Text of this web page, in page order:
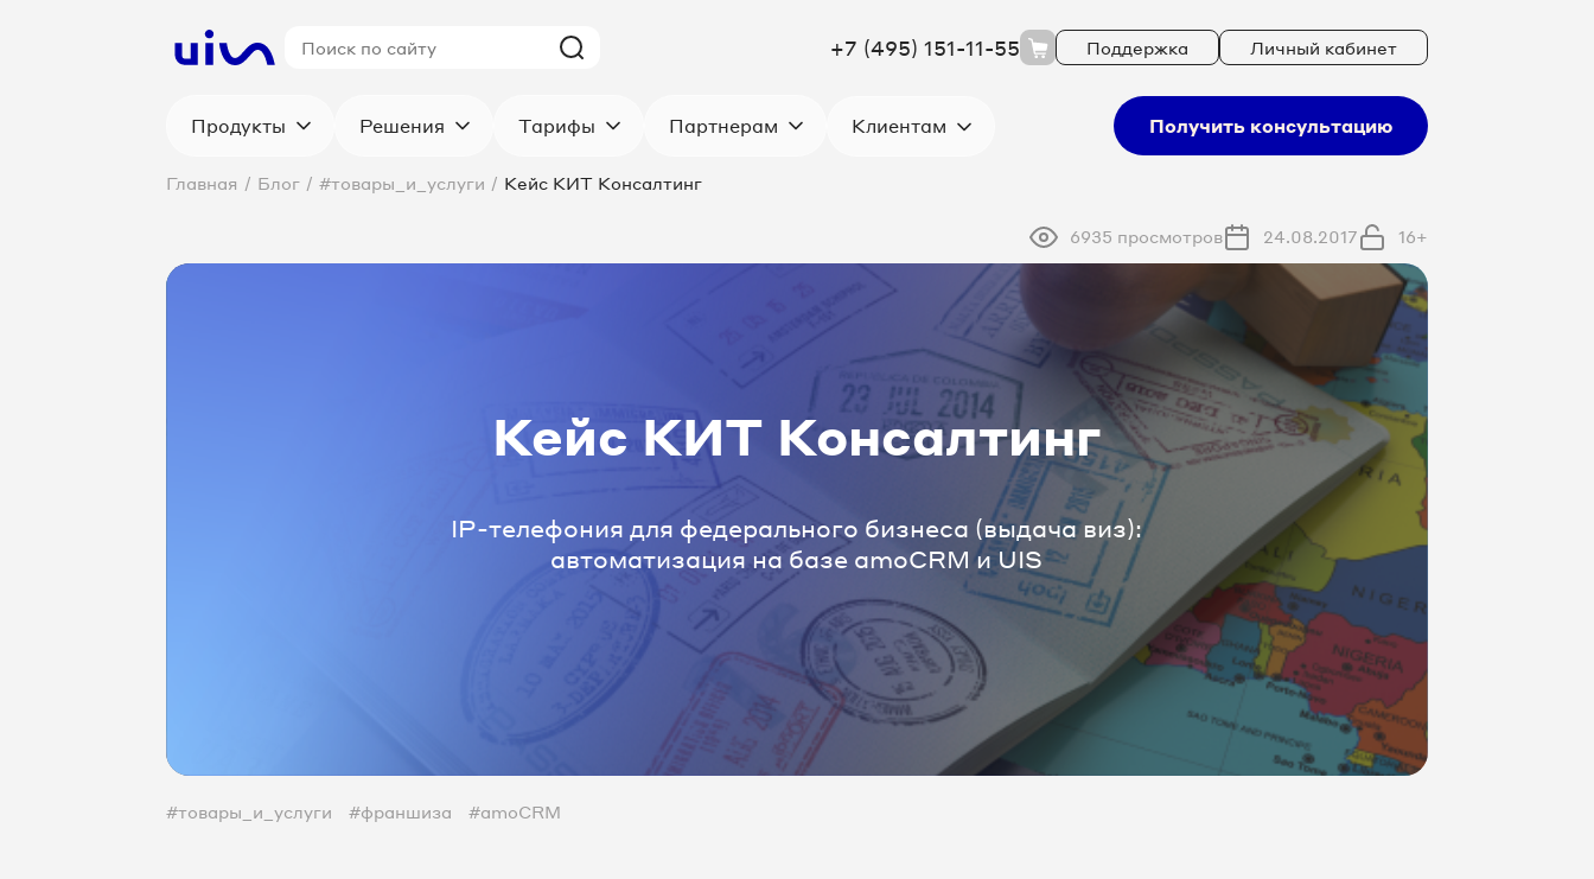
+7 (495) 151-11-55 Поддержка Личный кабинет
Продукты Решения Тарифы Партнерам Клиентам Получить консультацию
Главная / Блог / #товары_и_услуги / Кейс КИТ Консалтинг
6935 просмотров 24.08.2017 16+
Кейс КИТ Консалтинг
IP-телефония для федерального бизнеса (выдача виз):
автоматизация на базе amoCRM и UIS
#товары_и_услуги #франшиза #amoCRM